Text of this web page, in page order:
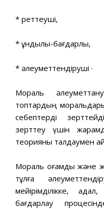
* реттеуші,
* құндылық-бағдарлы,
* әлеуметтендіруші ·
Мораль
топтардың
себептерді
зерттеу үшін
теорияны талдаумен
Мораль қоғамдық және
тұлға
мейірімділікке,
бағдарлау